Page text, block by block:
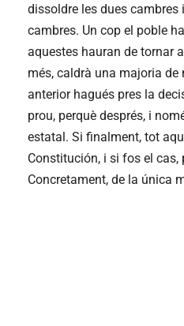
dissoldre les dues
cambres. Un cop el poble
aquestes hauran de tornar
més, caldrà una majoria de
anterior hagués pres la
prou, perquè després, i
estatal. Si finalment, tot
Constitución, i si fos el
Concretament, de la única